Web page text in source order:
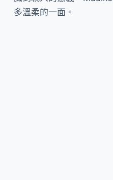
多溫柔的一面。